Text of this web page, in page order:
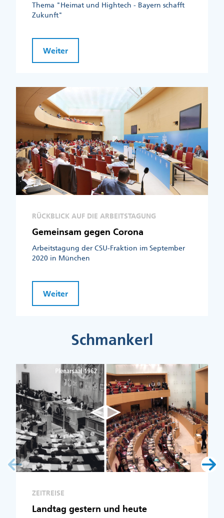
Thema "Heimat und Hightech - Bayern schafft
Zukunft"
Weiter
RÜCKBLICK AUF DIE ARBEITSTAGUNG
Gemeinsam gegen Corona
Arbeitstagung der CSU-Fraktion im September
2020 in München
Weiter
Schmankerl
ZEITREISE
Landtag gestern und heute